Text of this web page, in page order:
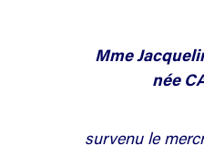
Mme
née
survenu le